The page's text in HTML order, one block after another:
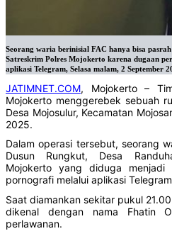
Seorang waria berinisial FAC hanya bisa
Satreskrim Polres Mojokerto karena dugaan
aplikasi Telegram, Selasa malam, 2 September
JATIMNET.COM, Mojokerto –
Mojokerto menggerebek sebuah
Desa Mojosulur, Kecamatan
2025.
Dalam operasi tersebut, seorang
Dusun Rungkut, Desa
Mojokerto yang diduga menjadi
pornografi melalui aplikasi
Saat diamankan sekitar pukul
dikenal dengan nama Fhatin
perlawanan.